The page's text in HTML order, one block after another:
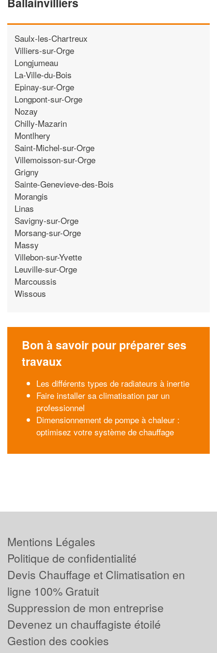
Saulx-les-Chartreux
Villiers-sur-Orge
Longjumeau
La-Ville-du-Bois
Epinay-sur-Orge
Longpont-sur-Orge
Nozay
Chilly-Mazarin
Montlhery
Saint-Michel-sur-Orge
Villemoisson-sur-Orge
Grigny
Sainte-Genevieve-des-Bois
Morangis
Linas
Savigny-sur-Orge
Morsang-sur-Orge
Massy
Villebon-sur-Yvette
Leuville-sur-Orge
Marcoussis
Wissous
Bon à savoir pour préparer ses
travaux
Les différents types de radiateurs à inertie
Faire installer sa climatisation par un
professionnel
Dimensionnement de pompe à chaleur :
optimisez votre système de chauffage
Mentions Légales
Politique de confidentialité
Devis Chauffage et Climatisation en
ligne 100% Gratuit
Suppression de mon entreprise
Devenez un chauffagiste étoilé
Gestion des cookies